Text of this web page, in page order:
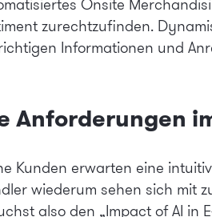
Onsite
zurechtzufinden.
Informationen und
Anforderungen
Kunden erwarten eine
wiederum sehen sich mit
also den „Impact of AI in